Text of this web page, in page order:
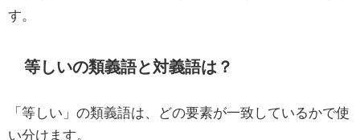
す。
等しいの類義語と対義語は？
「等しい」の類義語は、どの要素が一致しているかで使
い分けます。